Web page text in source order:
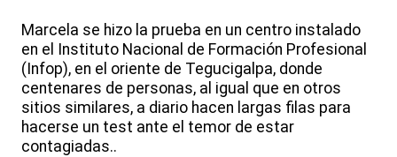
Marcela se hizo la prueba en un centro instalado
en el Instituto Nacional de Formación Profesional
(Infop), en el oriente de Tegucigalpa, donde
centenares de personas, al igual que en otros
sitios similares, a diario hacen largas filas para
hacerse un test ante el temor de estar
contagiadas..